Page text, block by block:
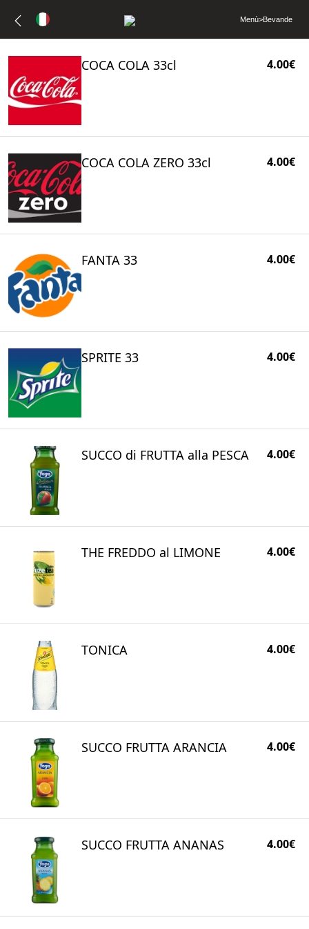
Menù>Bevande
COCA COLA 33cl 4.00€
COCA COLA ZERO 33cl 4.00€
FANTA 33 4.00€
SPRITE 33 4.00€
SUCCO di FRUTTA alla PESCA 4.00€
THE FREDDO al LIMONE 4.00€
TONICA 4.00€
SUCCO FRUTTA ARANCIA 4.00€
SUCCO FRUTTA ANANAS 4.00€